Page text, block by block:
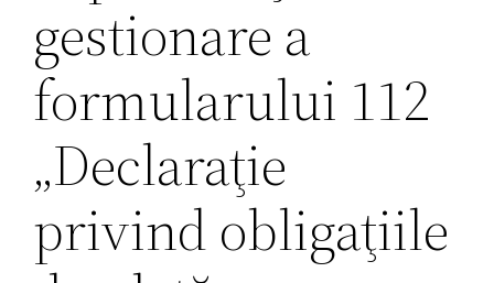
gestionare a
formularului 112
„Declaraţie
privind obligaţiile